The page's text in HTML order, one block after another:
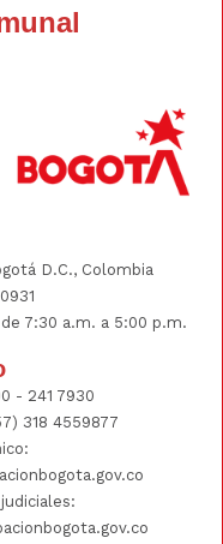
D.C., Colombia
7:30 a.m. a 5:00 p.m.
- 241 7930
318 4559877